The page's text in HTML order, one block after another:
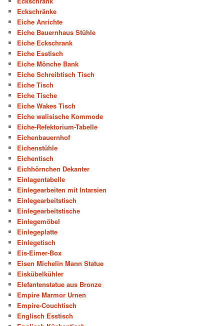
Eckschränke
Eiche Anrichte
Eiche Bauernhaus Stühle
Eiche Eckschrank
Eiche Esstisch
Eiche Mönche Bank
Eiche Schreibtisch Tisch
Eiche Tisch
Eiche Tische
Eiche Wakes Tisch
Eiche walisische Kommode
Eiche-Refektorium-Tabelle
Eichenbauernhof
Eichenstühle
Eichentisch
Eichhörnchen Dekanter
Einlagentabelle
Einlegearbeiten mit Intarsien
Einlegearbeitstisch
Einlegearbeitstische
Einlegemöbel
Einlegeplatte
Einlegetisch
Eis-Eimer-Box
Eisen Michelin Mann Statue
Eiskübelkühler
Elefantenstatue aus Bronze
Empire Marmor Urnen
Empire-Couchtisch
Englisch Esstisch